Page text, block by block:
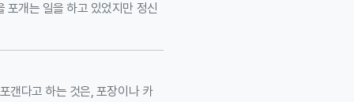
포개는 일을 하고 있었지만 정신
갠다고 하는 것은, 포장이나 카